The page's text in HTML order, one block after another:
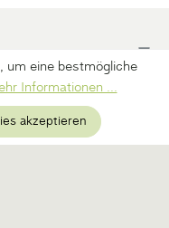
um eine bestmögliche
Informationen ...
akzeptieren